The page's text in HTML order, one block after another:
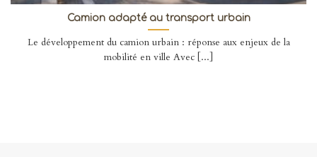
Camion adapté au transport urbain
Le développement du camion urbain : réponse aux enjeux de la
mobilité en ville Avec [...]